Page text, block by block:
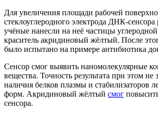
Для увеличения площади рабочей
стеклоуглеродного электрода ДНК-сенсора
учёные нанесли на неё частицы
краситель акридиновый жёлтый. После
было испытано на примере антибиотика
Сенсор смог выявить наномолекулярные
вещества. Точность результата при этом не
наличия белков плазмы и стабилизаторов
форм. Акридиновый жёлтый смог
сенсора.